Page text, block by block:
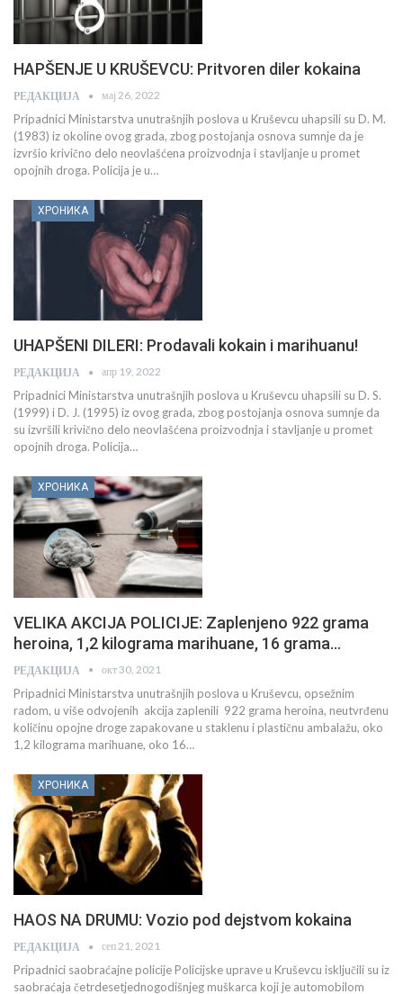
HAPŠENJE U KRUŠEVCU: Pritvoren diler kokaina
РЕДАКЦИЈА мај 26, 2022
Pripadnici Ministarstva unutrašnjih poslova u Kruševcu uhapsili su D. M.
(1983) iz okoline ovog grada, zbog postojanja osnova sumnje da je
izvršio krivično delo neovlašćena proizvodnja i stavljanje u promet
opojnih droga. Policija je u…
ХРОНИКА
UHAPŠENI DILERI: Prodavali kokain i marihuanu!
РЕДАКЦИЈА апр 19, 2022
Pripadnici Ministarstva unutrašnjih poslova u Kruševcu uhapsili su D. S.
(1999) i D. J. (1995) iz ovog grada, zbog postojanja osnova sumnje da
su izvršili krivično delo neovlašćena proizvodnja i stavljanje u promet
opojnih droga. Policija…
ХРОНИКА
VELIKA AKCIJA POLICIJE: Zaplenjeno 922 grama
heroina, 1,2 kilograma marihuane, 16 grama…
РЕДАКЦИЈА окт 30, 2021
Pripadnici Ministarstva unutrašnjih poslova u Kruševcu, opsežnim
radom, u više odvojenih akcija zaplenili 922 grama heroina, neutvrđenu
količinu opojne droge zapakovane u staklenu i plastičnu ambalažu, oko
1,2 kilograma marihuane, oko 16…
ХРОНИКА
HAOS NA DRUMU: Vozio pod dejstvom kokaina
РЕДАКЦИЈА сеп 21, 2021
Pripadnici saobraćajne policije Policijske uprave u Kruševcu isključili su iz
saobraćaja četrdesetjednogodišnjeg muškarca koji je automobilom